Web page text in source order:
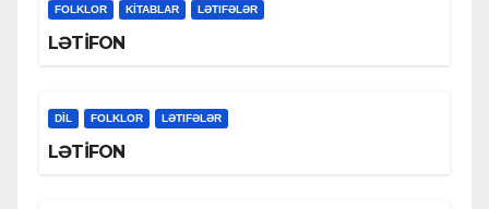
FOLKLOR KİTABLAR LƏTIFƏLƏR
LƏTİFON
DİL FOLKLOR LƏTIFƏLƏR
LƏTİFON